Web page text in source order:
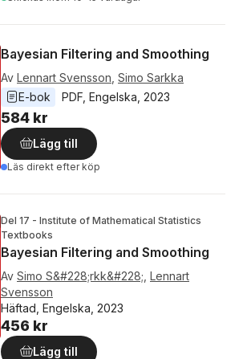
Bayesian Filtering and Smoothing
Av Lennart Svensson Simo Sarkka
E-bok
PDF Engelska 2023
584 kr
Lägg till
Läs direkt efter köp
Del 17 - Institute of Mathematical Statistics
Textbooks
Bayesian Filtering and Smoothing
Av Simo S&#228;rkk&#228; Lennart
Svensson
Häftad, Engelska, 2023
456 kr
Lägg till